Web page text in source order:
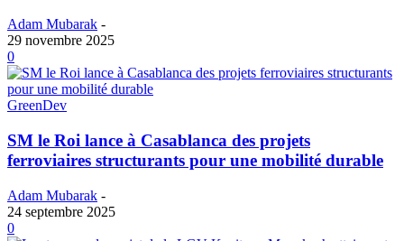
Adam Mubarak -
29 novembre 2025
0
GreenDev
SM le Roi lance à Casablanca des projets
ferroviaires structurants pour une mobilité durable
Adam Mubarak -
24 septembre 2025
0